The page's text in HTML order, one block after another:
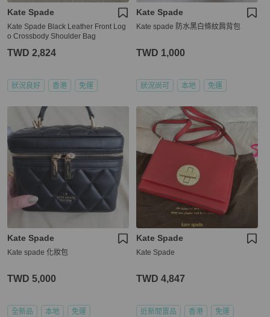
Kate Spade
Kate Spade Black Leather Front Log
o Crossbody Shoulder Bag
TWD 2,824
狀況良好 香港 免運
Kate Spade
Kate spade 防水黑白條紋肩背包
TWD 1,000
狀況尚可 本地 免運
Kate Spade
Kate spade 化妝包
TWD 5,000
全新品 本地 免運
Kate Spade
Kate Spade
TWD 4,847
近新閒置品 香港 免運